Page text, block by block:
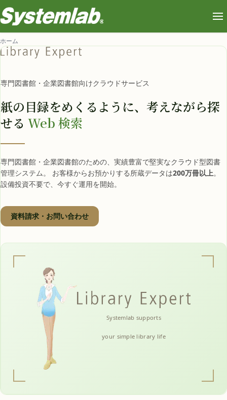
ホーム
専門図書館・企業図書館向けクラウドサービス
紙の目録をめくるように、 考えながら探
せる Web 検索
専門図書館・企業図書館のための、実績豊富で堅実なクラウド型図書
管理システム。 お客様からお預かりする所蔵データは200万冊以上。
設備投資不要で、今すぐ運用を開始。
資料請求・お問い合わせ
Systemlab supports
your simple library life